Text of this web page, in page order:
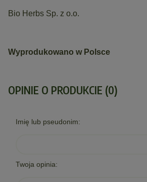
Bio Herbs Sp. z o.o.
Wyprodukowano w Polsce
OPINIE O PRODUKCIE (0)
Imię lub pseudonim:
Twoja opinia: